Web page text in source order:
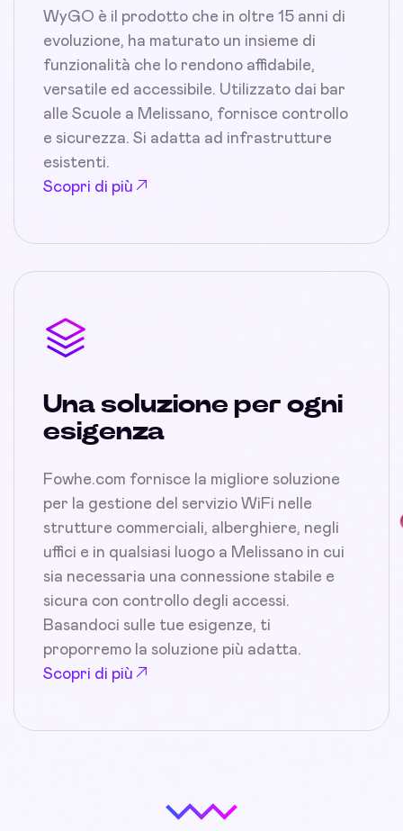
WyGO è il prodotto che in oltre 15 anni di
evoluzione, ha maturato un insieme di
funzionalità che lo rendono affidabile,
versatile ed accessibile. Utilizzato dai bar
alle Scuole a Melissano, fornisce controllo
e sicurezza. Si adatta ad infrastrutture
esistenti.
Scopri di più
Una soluzione per ogni
esigenza
Fowhe.com fornisce la migliore soluzione
per la gestione del servizio WiFi nelle
strutture commerciali, alberghiere, negli
uffici e in qualsiasi luogo a Melissano in cui
sia necessaria una connessione stabile e
sicura con controllo degli accessi.
Basandoci sulle tue esigenze, ti
proporremo la soluzione più adatta.
Scopri di più